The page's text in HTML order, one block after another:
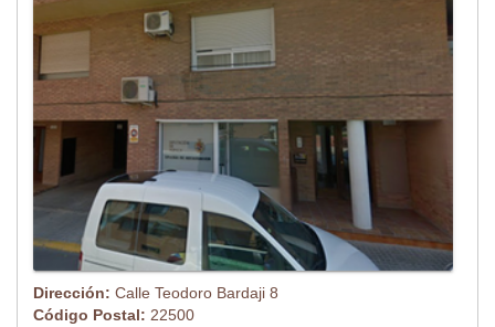
Dirección: Calle Teodoro Bardaji 8
Código Postal: 22500